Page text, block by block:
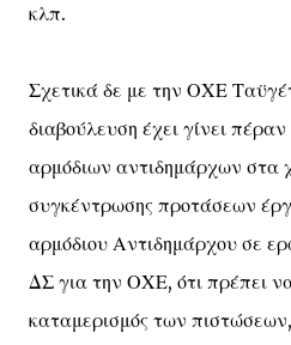
κλπ.
Σχετικά δε με την ΟΧΕ
διαβούλευση έχει γίνει
αρμόδιων αντιδημάρχων στα
συγκέντρωσης προτάσεων
αρμόδιου Αντιδημάρχου σε
ΔΣ για την ΟΧΕ, ότι πρέπει να
καταμερισμός των